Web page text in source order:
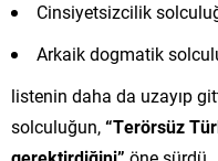
Cinsiyetsizcilik
Arkaik dogmatik
listenin daha da uzayıp
solculuğun,“Terörsüz